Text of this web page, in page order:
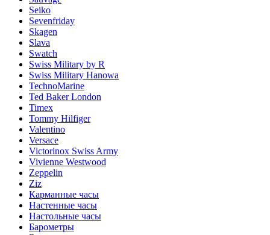
Seiko
Sevenfriday
Skagen
Slava
Swatch
Swiss Military by R
Swiss Military Hanowa
TechnoMarine
Ted Baker London
Timex
Tommy Hilfiger
Valentino
Versace
Victorinox Swiss Army
Vivienne Westwood
Zeppelin
Ziz
Карманные часы
Настенные часы
Настольные часы
Барометры